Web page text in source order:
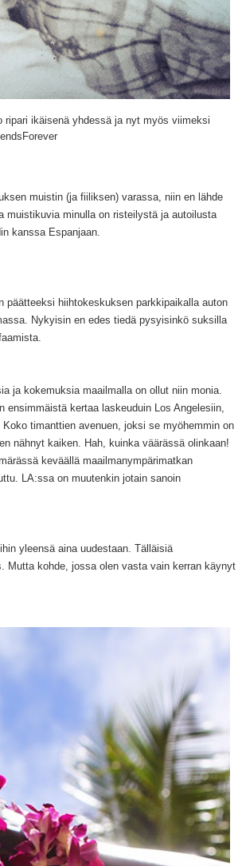
ikäisenä yhdessä ja nyt myös viimeksi
muistin (ja fiiliksen) varassa, niin en lähde
muistikuvia minulla on risteilystä ja autoilusta
kanssa Espanjaan.
päätteeksi hiihtokeskuksen parkkipaikalla auton
a. Nykyisin en edes tiedä pysyisinkö suksilla
ja kokemuksia maailmalla on ollut niin monia.
ensimmäistä kertaa laskeuduin Los Angelesiin,
Koko timanttien avenuen, joksi se myöhemmin on
nähnyt kaiken. Hah, kuinka väärässä olinkaan!
keväällä maailmanympärimatkan
LA:ssa on muutenkin jotain sanoin
hin yleensä aina uudestaan. Tälläisiä
Mutta kohde, jossa olen vasta vain kerran käynyt